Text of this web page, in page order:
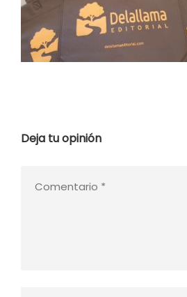
Deja tu opinión